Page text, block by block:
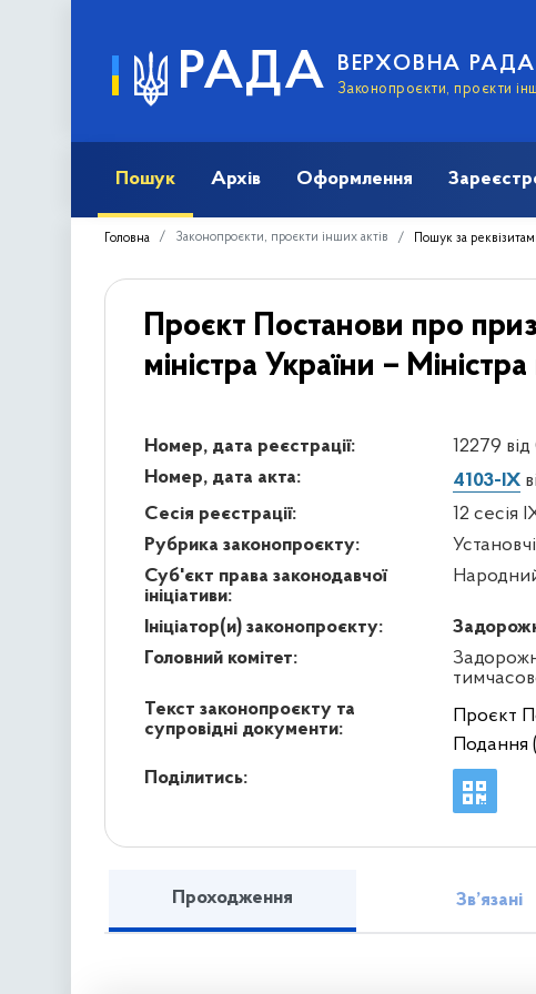
РАДА ВЕРХОВНА РАДА
Законопроєкти, проєкти
Пошук Архів Оформлення
Головна Законопроєкти, проєкти інших актів Пошук за
Проєкт Постанови про
міністра України –
Номер, дата реєстрації:
12279
Номер, дата акта:
4103-IX
Сесія реєстрації:
12 сесія
Рубрика законопроєкту:
Суб'єкт права законодавчої
ініціативи:
Ініціатор(и) законопроєкту:
Головний комітет:
Текст законопроєкту та
супровідні документи:
Проєкт
Подання
Поділитись:
Проходження Зв’язані